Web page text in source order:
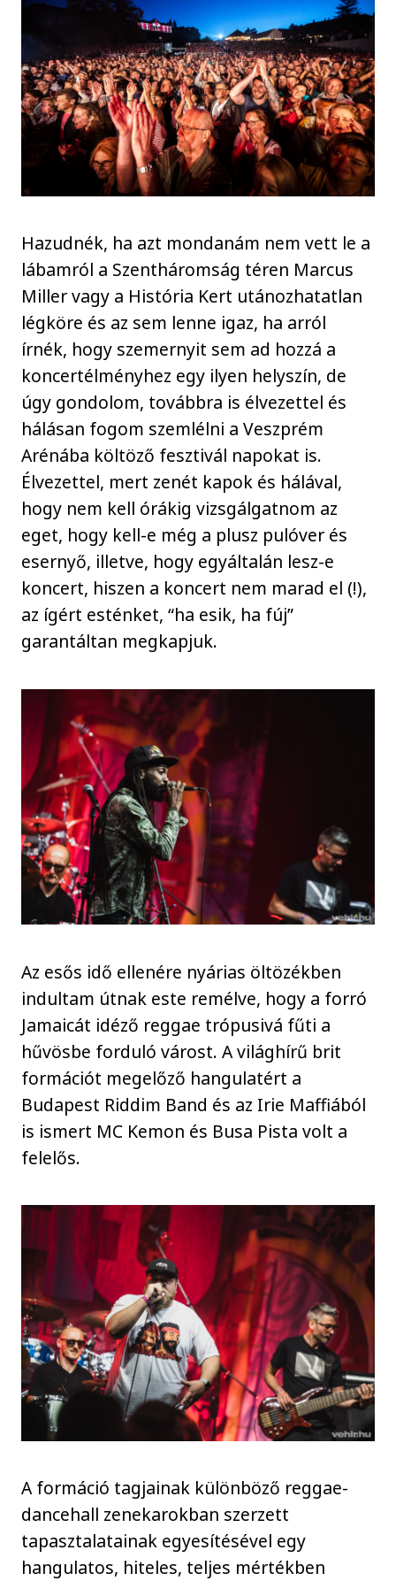
Hazudnék, ha azt mondanám nem vett le a
lábamról a Szentháromság téren Marcus
Miller vagy a História Kert utánozhatatlan
légköre és az sem lenne igaz, ha arról
írnék, hogy szemernyit sem ad hozzá a
koncertélményhez egy ilyen helyszín, de
úgy gondolom, továbbra is élvezettel és
hálásan fogom szemlélni a Veszprém
Arénába költöző fesztivál napokat is.
Élvezettel, mert zenét kapok és hálával,
hogy nem kell órákig vizsgálgatnom az
eget, hogy kell-e még a plusz pulóver és
esernyő, illetve, hogy egyáltalán lesz-e
koncert, hiszen a koncert nem marad el (!),
az ígért esténket, “ha esik, ha fúj”
garantáltan megkapjuk.
Az esős idő ellenére nyárias öltözékben
indultam útnak este remélve, hogy a forró
Jamaicát idéző reggae trópusivá fűti a
hűvösbe forduló várost. A világhírű brit
formációt megelőző hangulatért a
Budapest Riddim Band és az Irie Maffiából
is ismert MC Kemon és Busa Pista volt a
felelős.
A formáció tagjainak különböző reggae-
dancehall zenekarokban szerzett
tapasztalatainak egyesítésével egy
hangulatos, hiteles, teljes mértékben